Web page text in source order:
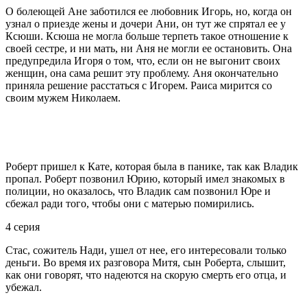
О болеющей Ане заботился ее любовник Игорь, но, когда он
узнал о приезде жены и дочери Ани, он тут же спрятал ее у
Ксюши. Ксюша не могла больше терпеть такое отношение к
своей сестре, и ни мать, ни Аня не могли ее остановить. Она
предупредила Игоря о том, что, если он не выгонит своих
женщин, она сама решит эту проблему. Аня окончательно
приняла решение расстаться с Игорем. Раиса мирится со
своим мужем Николаем.
Роберт пришел к Кате, которая была в панике, так как Владик
пропал. Роберт позвонил Юрию, который имел знакомых в
полиции, но оказалось, что Владик сам позвонил Юре и
сбежал ради того, чтобы они с матерью помирились.
4 серия
Стас, сожитель Нади, ушел от нее, его интересовали только
деньги. Во время их разговора Митя, сын Роберта, слышит,
как они говорят, что надеются на скорую смерть его отца, и
убежал.